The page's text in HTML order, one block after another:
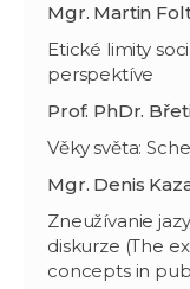
Mgr. Martin
Etické limity
perspektíve
Prof. PhDr.
Věky světa:
Mgr. Denis
Zneužívanie
diskurze (The
concepts in